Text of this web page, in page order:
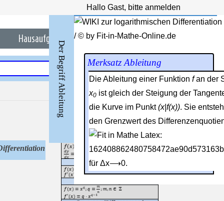
Hallo Gast, bitte anmelden
Hausaufgaben-/Nachhilfe Anmelden
Der Begriff Ableitung